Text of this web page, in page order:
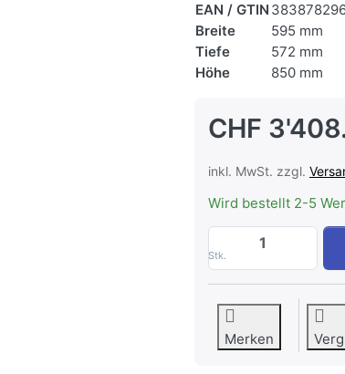
EAN / GTIN
Breite
595 mm
Tiefe
572 mm
Höhe
850 mm
CHF
inkl. MwSt. zzgl.
Wird bestellt 2-5
Stk.
Merken